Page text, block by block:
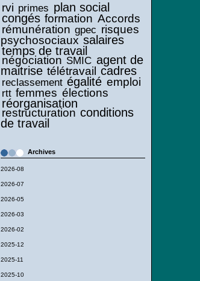
rvi primes plan social
congés formation Accords
rémunération gpec risques
psychosociaux salaires
temps de travail
négociation SMIC agent de
maitrise télétravail cadres
reclassement égalité emploi
rtt femmes élections
réorganisation
restructuration conditions
de travail
Archives
2026-08
2026-07
2026-05
2026-03
2026-02
2025-12
2025-11
2025-10